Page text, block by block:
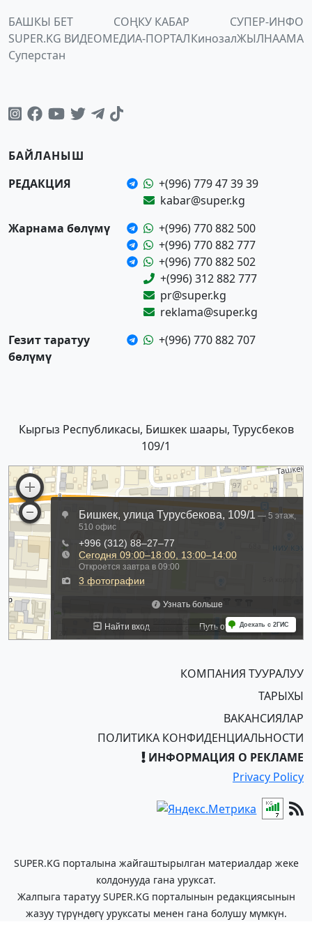
БАШКЫ БЕТ СОҢКУ КАБАР
СУПЕР-ИНФО
SUPER.KG ВИДЕОМЕДИА-ПОРТАЛКинозалЖЫЛНААМА
Суперстан
БАЙЛАНЫШ
РЕДАКЦИЯ
+(996) 779 47 39 39
kabar@super.kg
Жарнама бөлүмү
+(996) 770 882 500
+(996) 770 882 777
+(996) 770 882 502
+(996) 312 882 777
pr@super.kg
reklama@super.kg
Гезит таратуу
бөлүмү
+(996) 770 882 707
Кыргыз Республикасы, Бишкек шаары, Турусбеков
109/1
КОМПАНИЯ ТУУРАЛУУ
ТАРЫХЫ
ВАКАНСИЯЛАР
ПОЛИТИКА КОНФИДЕНЦИАЛЬНОСТИ
ИНФОРМАЦИЯ О РЕКЛАМЕ
Privacy Policy
SUPER.KG порталына жайгаштырылган материалдар жеке
колдонууда гана уруксат.
Жалпыга таратуу SUPER.KG порталынын редакциясынын
жазуу түрүндөгү уруксаты менен гана болушу мүмкүн.